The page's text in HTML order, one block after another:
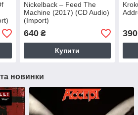
Nickelback – Feed The
Machine (2017) (CD Audio)
(Import)
640₴
Купити
390
та новинки